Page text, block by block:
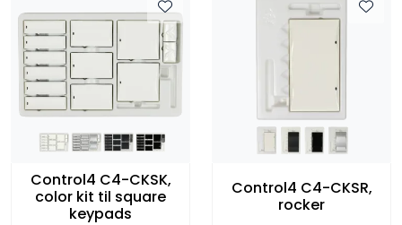
Control4 C4-CKSK,
color kit til square
keypads
Control4 C4-CKSR,
rocker